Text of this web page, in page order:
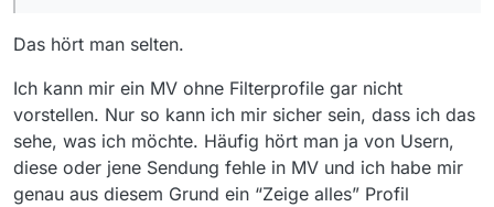
Das hört man selten.
Ich kann mir ein MV ohne Filterprofile gar nicht
vorstellen. Nur so kann ich mir sicher sein, dass ich das
sehe, was ich möchte. Häufig hört man ja von Usern,
diese oder jene Sendung fehle in MV und ich habe mir
genau aus diesem Grund ein “Zeige alles” Profil